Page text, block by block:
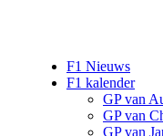
F1 Nieuws
F1 kalender
GP van
GP van
GP van